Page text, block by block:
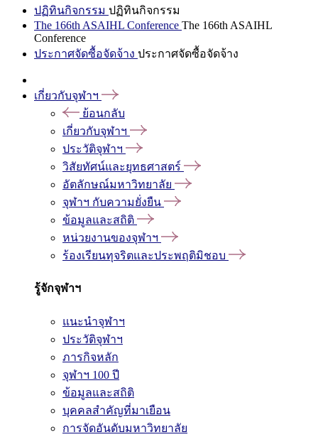
ปฏิทินกิจกรรม ปฏิทินกิจกรรม
The 166th ASAIHL Conference The 166th ASAIHL
Conference
ประกาศจัดซื้อจัดจ้าง ประกาศจัดซื้อจัดจ้าง
เกี่ยวกับจุฬาฯ
ย้อนกลับ
เกี่ยวกับจุฬาฯ
ประวัติจุฬาฯ
วิสัยทัศน์และยุทธศาสตร์
อัตลักษณ์มหาวิทยาลัย
จุฬาฯ กับความยั่งยืน
ข้อมูลและสถิติ
หน่วยงานของจุฬาฯ
ร้องเรียนทุจริตและประพฤติมิชอบ
รู้จักจุฬาฯ
แนะนำจุฬาฯ
ประวัติจุฬาฯ
ภารกิจหลัก
จุฬาฯ 100 ปี
ข้อมูลและสถิติ
บุคคลสำคัญที่มาเยือน
การจัดอันดับมหาวิทยาลัย